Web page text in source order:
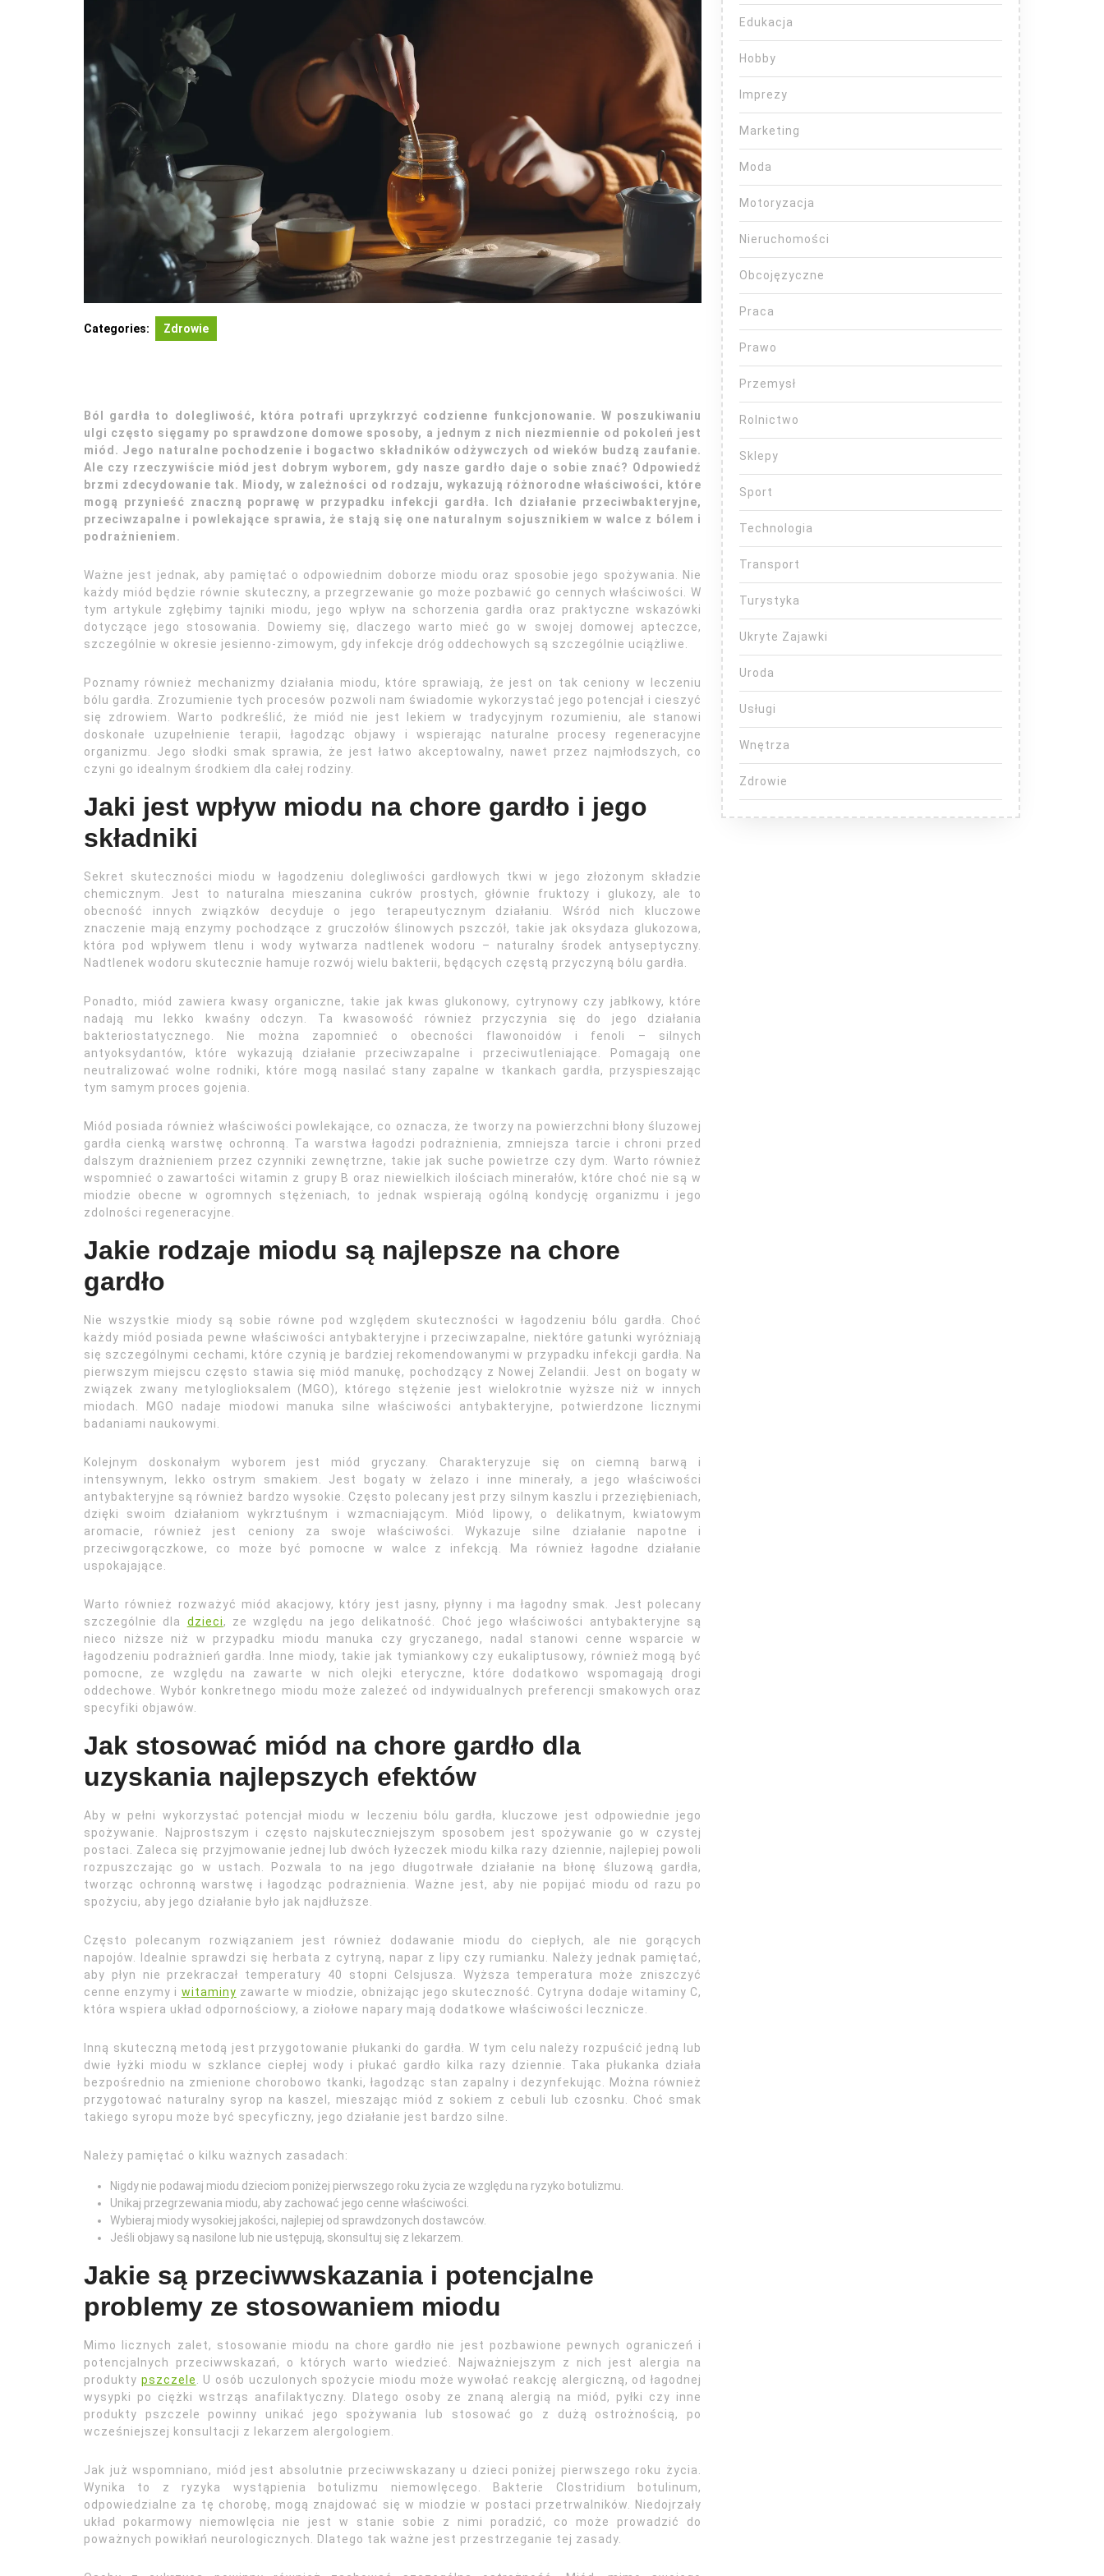
Categories: Zdrowie
Ból gardła to dolegliwość, która potrafi uprzykrzyć codzienne funkcjonowanie. W poszukiwaniu
ulgi często sięgamy po sprawdzone domowe sposoby, a jednym z nich niezmiennie od pokoleń jest
miód. Jego naturalne pochodzenie i bogactwo składników odżywczych od wieków budzą zaufanie.
Ale czy rzeczywiście miód jest dobrym wyborem, gdy nasze gardło daje o sobie znać? Odpowiedź
brzmi zdecydowanie tak. Miody, w zależności od rodzaju, wykazują różnorodne właściwości, które
mogą przynieść znaczną poprawę w przypadku infekcji gardła. Ich działanie przeciwbakteryjne,
przeciwzapalne i powlekające sprawia, że stają się one naturalnym sojusznikiem w walce z bólem i
podrażnieniem.
Ważne jest jednak, aby pamiętać o odpowiednim doborze miodu oraz sposobie jego spożywania. Nie
każdy miód będzie równie skuteczny, a przegrzewanie go może pozbawić go cennych właściwości. W
tym artykule zgłębimy tajniki miodu, jego wpływ na schorzenia gardła oraz praktyczne wskazówki
dotyczące jego stosowania. Dowiemy się, dlaczego warto mieć go w swojej domowej apteczce,
szczególnie w okresie jesienno-zimowym, gdy infekcje dróg oddechowych są szczególnie uciążliwe.
Poznamy również mechanizmy działania miodu, które sprawiają, że jest on tak ceniony w leczeniu
bólu gardła. Zrozumienie tych procesów pozwoli nam świadomie wykorzystać jego potencjał i cieszyć
się zdrowiem. Warto podkreślić, że miód nie jest lekiem w tradycyjnym rozumieniu, ale stanowi
doskonałe uzupełnienie terapii, łagodząc objawy i wspierając naturalne procesy regeneracyjne
organizmu. Jego słodki smak sprawia, że jest łatwo akceptowalny, nawet przez najmłodszych, co
czyni go idealnym środkiem dla całej rodziny.
Jaki jest wpływ miodu na chore gardło i jego
składniki
Sekret skuteczności miodu w łagodzeniu dolegliwości gardłowych tkwi w jego złożonym składzie
chemicznym. Jest to naturalna mieszanina cukrów prostych, głównie fruktozy i glukozy, ale to
obecność innych związków decyduje o jego terapeutycznym działaniu. Wśród nich kluczowe
znaczenie mają enzymy pochodzące z gruczołów ślinowych pszczół, takie jak oksydaza glukozowa,
która pod wpływem tlenu i wody wytwarza nadtlenek wodoru – naturalny środek antyseptyczny.
Nadtlenek wodoru skutecznie hamuje rozwój wielu bakterii, będących częstą przyczyną bólu gardła.
Ponadto, miód zawiera kwasy organiczne, takie jak kwas glukonowy, cytrynowy czy jabłkowy, które
nadają mu lekko kwaśny odczyn. Ta kwasowość również przyczynia się do jego działania
bakteriostatycznego. Nie można zapomnieć o obecności flawonoidów i fenoli – silnych
antyoksydantów, które wykazują działanie przeciwzapalne i przeciwutleniające. Pomagają one
neutralizować wolne rodniki, które mogą nasilać stany zapalne w tkankach gardła, przyspieszając
tym samym proces gojenia.
Miód posiada również właściwości powlekające, co oznacza, że tworzy na powierzchni błony śluzowej
gardła cienką warstwę ochronną. Ta warstwa łagodzi podrażnienia, zmniejsza tarcie i chroni przed
dalszym drażnieniem przez czynniki zewnętrzne, takie jak suche powietrze czy dym. Warto również
wspomnieć o zawartości witamin z grupy B oraz niewielkich ilościach minerałów, które choć nie są w
miodzie obecne w ogromnych stężeniach, to jednak wspierają ogólną kondycję organizmu i jego
zdolności regeneracyjne.
Jakie rodzaje miodu są najlepsze na chore
gardło
Nie wszystkie miody są sobie równe pod względem skuteczności w łagodzeniu bólu gardła. Choć
każdy miód posiada pewne właściwości antybakteryjne i przeciwzapalne, niektóre gatunki wyróżniają
się szczególnymi cechami, które czynią je bardziej rekomendowanymi w przypadku infekcji gardła. Na
pierwszym miejscu często stawia się miód manukę, pochodzący z Nowej Zelandii. Jest on bogaty w
związek zwany metyloglioksalem (MGO), którego stężenie jest wielokrotnie wyższe niż w innych
miodach. MGO nadaje miodowi manuka silne właściwości antybakteryjne, potwierdzone licznymi
badaniami naukowymi.
Kolejnym doskonałym wyborem jest miód gryczany. Charakteryzuje się on ciemną barwą i
intensywnym, lekko ostrym smakiem. Jest bogaty w żelazo i inne minerały, a jego właściwości
antybakteryjne są również bardzo wysokie. Często polecany jest przy silnym kaszlu i przeziębieniach,
dzięki swoim działaniom wykrztuśnym i wzmacniającym. Miód lipowy, o delikatnym, kwiatowym
aromacie, również jest ceniony za swoje właściwości. Wykazuje silne działanie napotne i
przeciwgorączkowe, co może być pomocne w walce z infekcją. Ma również łagodne działanie
uspokajające.
Warto również rozważyć miód akacjowy, który jest jasny, płynny i ma łagodny smak. Jest polecany
szczególnie dla dzieci, ze względu na jego delikatność. Choć jego właściwości antybakteryjne są
nieco niższe niż w przypadku miodu manuka czy gryczanego, nadal stanowi cenne wsparcie w
łagodzeniu podrażnień gardła. Inne miody, takie jak tymiankowy czy eukaliptusowy, również mogą być
pomocne, ze względu na zawarte w nich olejki eteryczne, które dodatkowo wspomagają drogi
oddechowe. Wybór konkretnego miodu może zależeć od indywidualnych preferencji smakowych oraz
specyfiki objawów.
Jak stosować miód na chore gardło dla
uzyskania najlepszych efektów
Aby w pełni wykorzystać potencjał miodu w leczeniu bólu gardła, kluczowe jest odpowiednie jego
spożywanie. Najprostszym i często najskuteczniejszym sposobem jest spożywanie go w czystej
postaci. Zaleca się przyjmowanie jednej lub dwóch łyżeczek miodu kilka razy dziennie, najlepiej powoli
rozpuszczając go w ustach. Pozwala to na jego długotrwałe działanie na błonę śluzową gardła,
tworząc ochronną warstwę i łagodząc podrażnienia. Ważne jest, aby nie popijać miodu od razu po
spożyciu, aby jego działanie było jak najdłuższe.
Często polecanym rozwiązaniem jest również dodawanie miodu do ciepłych, ale nie gorących
napojów. Idealnie sprawdzi się herbata z cytryną, napar z lipy czy rumianku. Należy jednak pamiętać,
aby płyn nie przekraczał temperatury 40 stopni Celsjusza. Wyższa temperatura może zniszczyć
cenne enzymy i witaminy zawarte w miodzie, obniżając jego skuteczność. Cytryna dodaje witaminy C,
która wspiera układ odpornościowy, a ziołowe napary mają dodatkowe właściwości lecznicze.
Inną skuteczną metodą jest przygotowanie płukanki do gardła. W tym celu należy rozpuścić jedną lub
dwie łyżki miodu w szklance ciepłej wody i płukać gardło kilka razy dziennie. Taka płukanka działa
bezpośrednio na zmienione chorobowo tkanki, łagodząc stan zapalny i dezynfekując. Można również
przygotować naturalny syrop na kaszel, mieszając miód z sokiem z cebuli lub czosnku. Choć smak
takiego syropu może być specyficzny, jego działanie jest bardzo silne.
Należy pamiętać o kilku ważnych zasadach:
Nigdy nie podawaj miodu dzieciom poniżej pierwszego roku życia ze względu na ryzyko botulizmu.
Unikaj przegrzewania miodu, aby zachować jego cenne właściwości.
Wybieraj miody wysokiej jakości, najlepiej od sprawdzonych dostawców.
Jeśli objawy są nasilone lub nie ustępują, skonsultuj się z lekarzem.
Jakie są przeciwwskazania i potencjalne
problemy ze stosowaniem miodu
Mimo licznych zalet, stosowanie miodu na chore gardło nie jest pozbawione pewnych ograniczeń i
potencjalnych przeciwwskazań, o których warto wiedzieć. Najważniejszym z nich jest alergia na
produkty pszczele
. U osób uczulonych spożycie miodu może wywołać reakcję alergiczną, od łagodnej
wysypki po ciężki wstrząs anafilaktyczny. Dlatego osoby ze znaną alergią na miód, pyłki czy inne
produkty pszczele powinny unikać jego spożywania lub stosować go z dużą ostrożnością, po
wcześniejszej konsultacji z lekarzem alergologiem.
Jak już wspomniano, miód jest absolutnie przeciwwskazany u dzieci poniżej pierwszego roku życia.
Wynika to z ryzyka wystąpienia botulizmu niemowlęcego. Bakterie Clostridium botulinum,
odpowiedzialne za tę chorobę, mogą znajdować się w miodzie w postaci przetrwalników. Niedojrzały
układ pokarmowy niemowlęcia nie jest w stanie sobie z nimi poradzić, co może prowadzić do
poważnych powikłań neurologicznych. Dlatego tak ważne jest przestrzeganie tej zasady.
Edukacja
Hobby
Imprezy
Marketing
Moda
Motoryzacja
Nieruchomości
Obcojęzyczne
Praca
Prawo
Przemysł
Rolnictwo
Sklepy
Sport
Technologia
Transport
Turystyka
Ukryte Zajawki
Uroda
Usługi
Wnętrza
Zdrowie